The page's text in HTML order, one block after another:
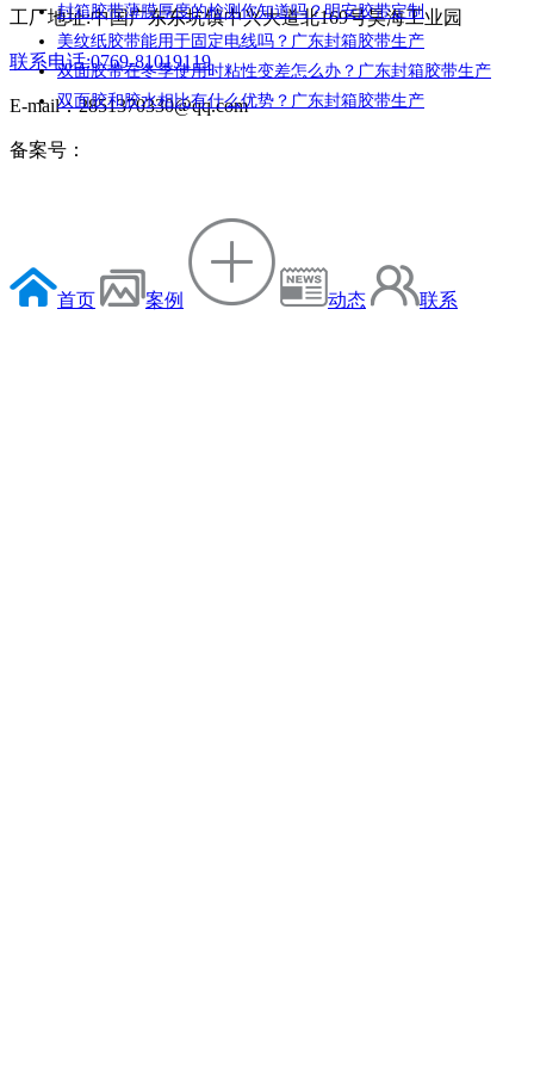
封箱胶带薄膜厚度的检测你知道吗？明安胶带定制
美纹纸胶带能用于固定电线吗？广东封箱胶带生产
双面胶带在冬季使用时粘性变差怎么办？广东封箱胶带生产
双面胶和胶水相比有什么优势？广东封箱胶带生产
工厂地址:中国广东东坑镇中兴大道北169号昊海工业园
联系电话:0769-81019119
E-mail：2851370330@qq.com
备案号：
首页 案例 动态 联系